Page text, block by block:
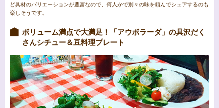
ど具材のバリエーションが豊富なので、何人かで別々の味を頼んでシェアするのも
楽しそうです。
ボリューム満点で大満足！「アウボラーダ」の具沢だく
さんシチュー＆豆料理プレート